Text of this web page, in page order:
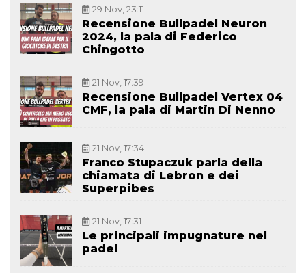
29 Nov, 23:11
Recensione Bullpadel Neuron
2024, la pala di Federico
Chingotto
21 Nov, 17:39
Recensione Bullpadel Vertex 04
CMF, la pala di Martin Di Nenno
21 Nov, 17:34
Franco Stupaczuk parla della
chiamata di Lebron e dei
Superpibes
21 Nov, 17:31
Le principali impugnature nel
padel